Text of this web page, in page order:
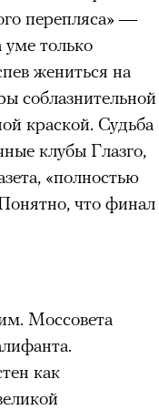
перепляса» —
только
жениться на
соблазнительной
краской. Судьба
клубы Глазго,
«полностью
что финал
Моссовета
как